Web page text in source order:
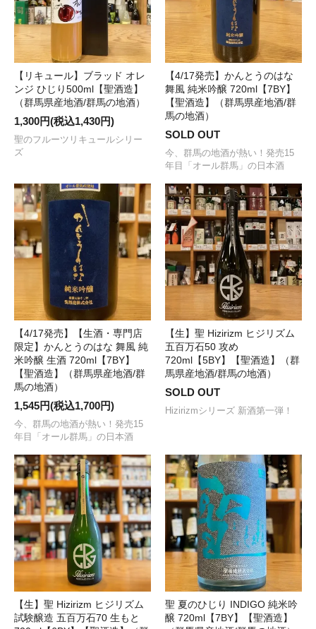
【リキュール】ブラッド オレ
ンジ ひじり500ml【聖酒造】
（群馬県産地酒/群馬の地酒）
1,300円(税込1,430円)
聖のフルーツリキュールシリー
ズ
【4/17発売】かんとうのはな
舞風 純米吟醸 720ml【7BY】
【聖酒造】（群馬県産地酒/群
馬の地酒）
SOLD OUT
今、群馬の地酒が熱い！発売15
年目「オール群馬」の日本酒
【4/17発売】【生酒・専門店
限定】かんとうのはな 舞風 純
米吟醸 生酒 720ml【7BY】
【聖酒造】（群馬県産地酒/群
馬の地酒）
1,545円(税込1,700円)
今、群馬の地酒が熱い！発売15
年目「オール群馬」の日本酒
【生】聖 Hizirizm ヒジリズム
五百万石50 攻め
720ml【5BY】【聖酒造】（群
馬県産地酒/群馬の地酒）
SOLD OUT
Hizirizmシリーズ 新酒第一弾！
【生】聖 Hizirizm ヒジリズム
試験醸造 五百万石70 生もと
聖 夏のひじり INDIGO 純米吟
醸 720ml【7BY】【聖酒造】